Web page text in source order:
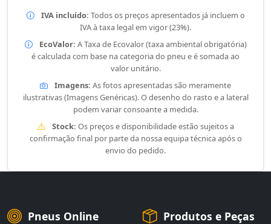
IVA incluído: Todos os preços apresentados já incluem o
IVA à taxa legal em vigor (23%).
EcoValor: A Taxa de Ecovalor (taxa ambiental obrigatória)
é calculada com base na categoria do pneu e é somada ao
valor unitário.
Imagens: As fotos apresentadas são meramente
ilustrativas (Imagens Genéricas). O desenho do rasto e a lateral
podem variar consoante a medida.
Stock: Os preços e disponibilidade estão sujeitos a
confirmação final por parte da nossa equipa técnica após o
envio do pedido.
Pneus Online Produtos e Peças